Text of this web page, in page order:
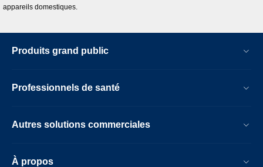
appareils domestiques.
Produits grand public
Professionnels de santé
Autres solutions commerciales
À propos